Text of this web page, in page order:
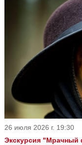
26 июля 2026 г. 19:30
Экскурсия "Мрачный